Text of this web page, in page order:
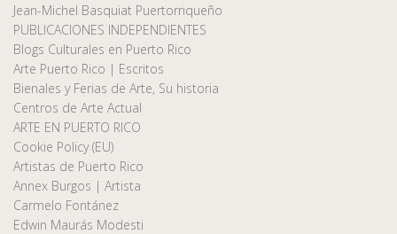
Jean-Michel Basquiat Puertorriqueño
PUBLICACIONES INDEPENDIENTES
Blogs Culturales en Puerto Rico
Arte Puerto Rico | Escritos
Bienales y Ferias de Arte, Su historia
Centros de Arte Actual
ARTE EN PUERTO RICO
Cookie Policy (EU)
Artistas de Puerto Rico
Annex Burgos | Artista
Carmelo Fontánez
Edwin Maurás Modesti